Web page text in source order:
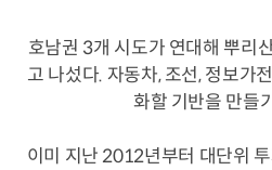
호남권 3개 시도가 연대해 뿌리
고 나섰다. 자동차, 조선, 정보가
화할 기반을 만들
이미 지난 2012년부터 대단위